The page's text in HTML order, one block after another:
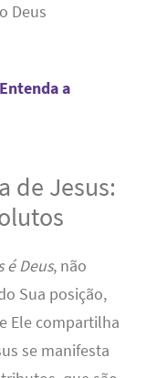
Deus
a
de Jesus:
é Deus, não
Sua posição,
Ele compartilha
se manifesta